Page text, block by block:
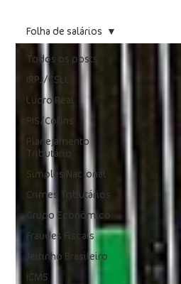
Todos os posts
IRPJ/CSLL
Lucro Real
PIS/Cofins
Planejamento
Tributário
Simples Nacional
Crimes Tributários
Grupo Econômico
Fraudes Fiscais
Jeitinho Brasileiro
ICMS
Folha de salários